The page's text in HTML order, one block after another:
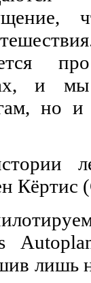
и
но и
Кёртис
лишь